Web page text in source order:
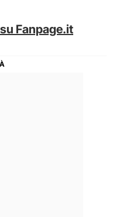
Fanpage.it